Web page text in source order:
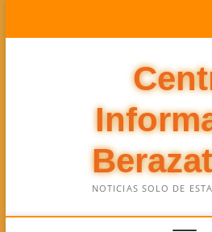
NOTICIAS SOLO DE